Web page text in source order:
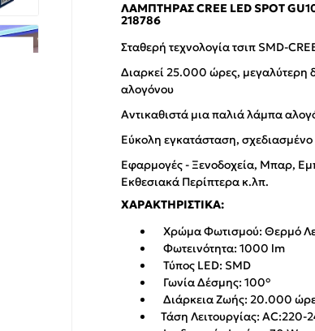
ΛΑΜΠΤΉΡΑΣ CREE LED SPOT
218786
Σταθερή τεχνολογία τσιπ SMD-
Διαρκεί 25.000 ώρες, μεγαλύτερη
αλογόνου
Αντικαθιστά μια παλιά λάμπα
Εύκολη εγκατάσταση,
Εφαρμογές - Ξενοδοχεία, Μπαρ,
Εκθεσιακά Περίπτερα κ.λπ.
ΧΑΡΑΚΤΗΡΙΣΤΙΚΆ:
Χρώμα Φωτισμού: Θερμό
Φωτεινότητα: 1000 lm
Τύπος LED: SMD
Γωνία Δέσμης: 100°
Διάρκεια Ζωής: 20.000
Τάση Λειτουργίας: AC:220-